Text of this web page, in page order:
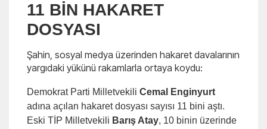
11 BİN HAKARET
DOSYASI
Şahin, sosyal medya üzerinden hakaret davalarının
yargıdaki yükünü rakamlarla ortaya koydu:
Demokrat Parti Milletvekili Cemal Enginyurt
adına açılan hakaret dosyası sayısı 11 bini aştı.
Eski TİP Milletvekili Barış Atay, 10 binin üzerinde